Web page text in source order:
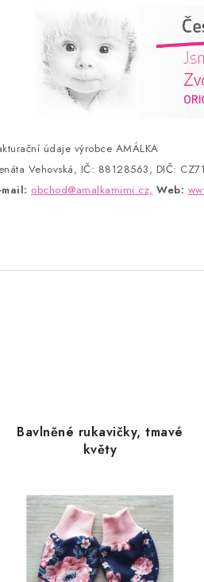
údaje výrobce AMÁLKA
Vehovská, IČ: 88128563, DIČ:
obchod@amalkamimi.cz, Web:
Bavlněné rukavičky, tmavé
květy